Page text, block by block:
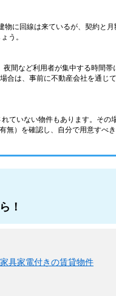
物に回線は来ているが、契約と
う。
間など利用者が集中する時間帯
合は、事前に不動産会社を通じ
ていない物件もあります。その
無）を確認し、自分で用意すべ
！
家具家電付きの賃貸物件